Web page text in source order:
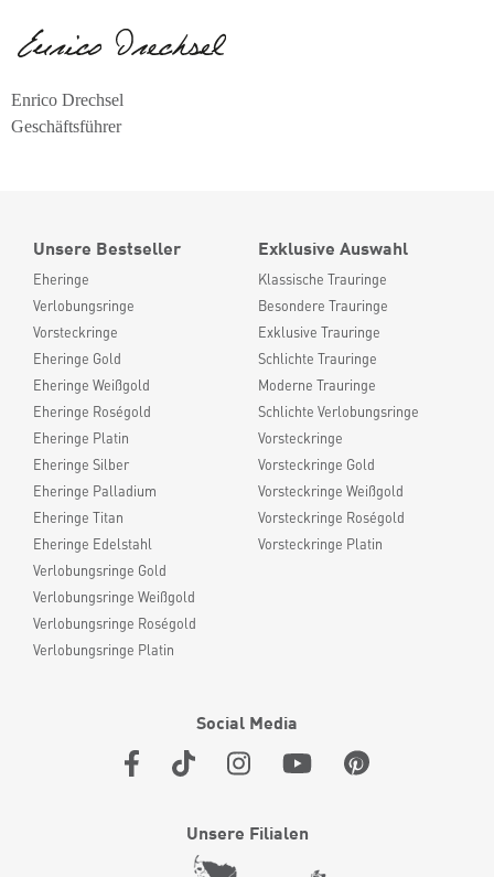
Enrico Drechsel
Geschäftsführer
Unsere Bestseller
Eheringe
Verlobungsringe
Vorsteckringe
Eheringe Gold
Eheringe Weißgold
Eheringe Roségold
Eheringe Platin
Eheringe Silber
Eheringe Palladium
Eheringe Titan
Eheringe Edelstahl
Verlobungsringe Gold
Verlobungsringe Weißgold
Verlobungsringe Roségold
Verlobungsringe Platin
Exklusive Auswahl
Klassische Trauringe
Besondere Trauringe
Exklusive Trauringe
Schlichte Trauringe
Moderne Trauringe
Schlichte Verlobungsringe
Vorsteckringe
Vorsteckringe Gold
Vorsteckringe Weißgold
Vorsteckringe Roségold
Vorsteckringe Platin
Social Media
Unsere Filialen